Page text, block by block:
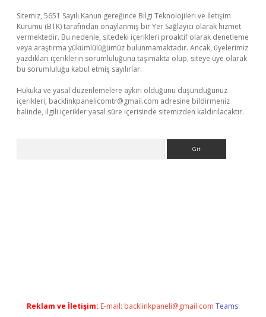
Sitemiz, 5651 Sayılı Kanun gereğince Bilgi Teknolojileri ve İletişim
Kurumu (BTK) tarafından onaylanmış bir Yer Sağlayıcı olarak hizmet
vermektedir. Bu nedenle, sitedeki içerikleri proaktif olarak denetleme
veya araştırma yükümlülüğümüz bulunmamaktadır. Ancak, üyelerimiz
yazdıkları içeriklerin sorumluluğunu taşımakta olup, siteye üye olarak
bu sorumluluğu kabul etmiş sayılırlar.
Hukuka ve yasal düzenlemelere aykırı olduğunu düşündüğünüz
içerikleri, backlinkpanelicomtr@gmail.com adresine bildirmeniz
halinde, ilgili içerikler yasal süre içerisinde sitemizden kaldırılacaktır.
Reklam ve İletişim: E-mail: backlinkpaneli@gmail.com Teams: